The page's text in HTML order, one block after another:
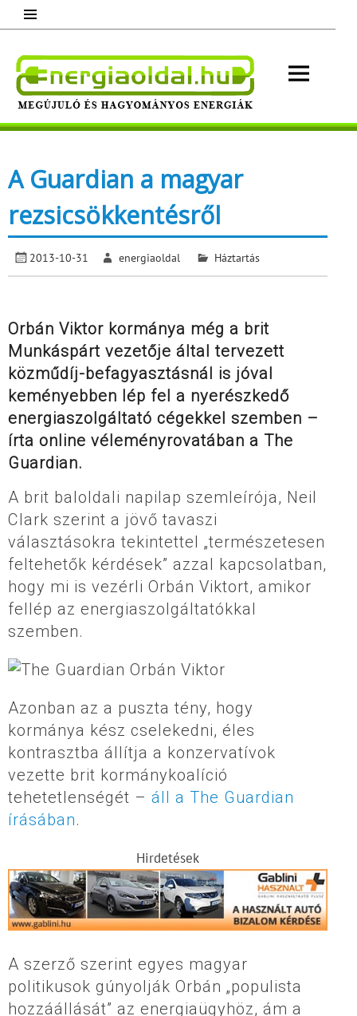
content
Megújuló és hagyományos energiák.
A Guardian a magyar
rezsicsökkentésről
2013-10-31 energiaoldal Háztartás
Orbán Viktor kormánya még a brit
Munkáspárt vezetője által tervezett
közműdíj-befagyasztásnál is jóval
keményebben lép fel a nyerészkedő
energiaszolgáltató cégekkel szemben –
írta online véleményrovatában a The
Guardian.
A brit baloldali napilap szemleírója, Neil
Clark szerint a jövő tavaszi
választásokra tekintettel „természetesen
feltehetők kérdések” azzal kapcsolatban,
hogy mi is vezérli Orbán Viktort, amikor
fellép az energiaszolgáltatókkal
szemben.
Azonban az a puszta tény, hogy
kormánya kész cselekedni, éles
kontrasztba állítja a konzervatívok
vezette brit kormánykoalíció
tehetetlenségét – áll a The Guardian
írásában.
Hirdetések
A szerző szerint egyes magyar
politikusok gúnyolják Orbán „populista
hozzáállását” az energiaügyhöz, ám a